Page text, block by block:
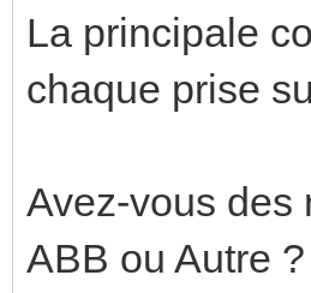
La principale
chaque prise
Avez-vous des
ABB ou Autre ?